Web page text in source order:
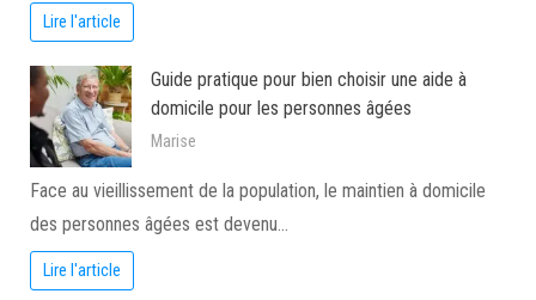
Lire l'article
Guide pratique pour bien choisir une aide à
domicile pour les personnes âgées
Marise
Face au vieillissement de la population, le maintien à domicile
des personnes âgées est devenu…
Lire l'article